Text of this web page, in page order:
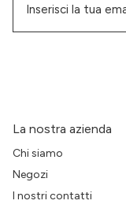
La nostra azienda
Chi siamo
Negozi
I nostri contatti